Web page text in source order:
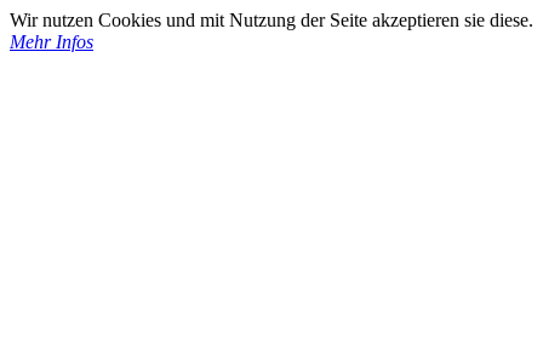
Wir nutzen Cookies und mit Nutzung der Seite akzeptieren sie diese.
Mehr Infos